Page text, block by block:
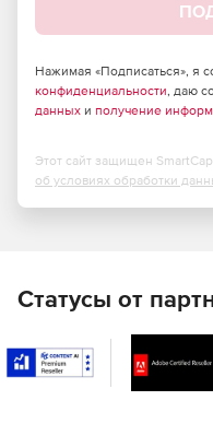
Уменьшение
вокальных треков.
Легко создавать
Возможность
музыкальных
Images.
Нажимая «Подписаться», я
конфиденциальности, даю
данных и получение
Этот сайт защищен
об условиях обработки
Статусы от